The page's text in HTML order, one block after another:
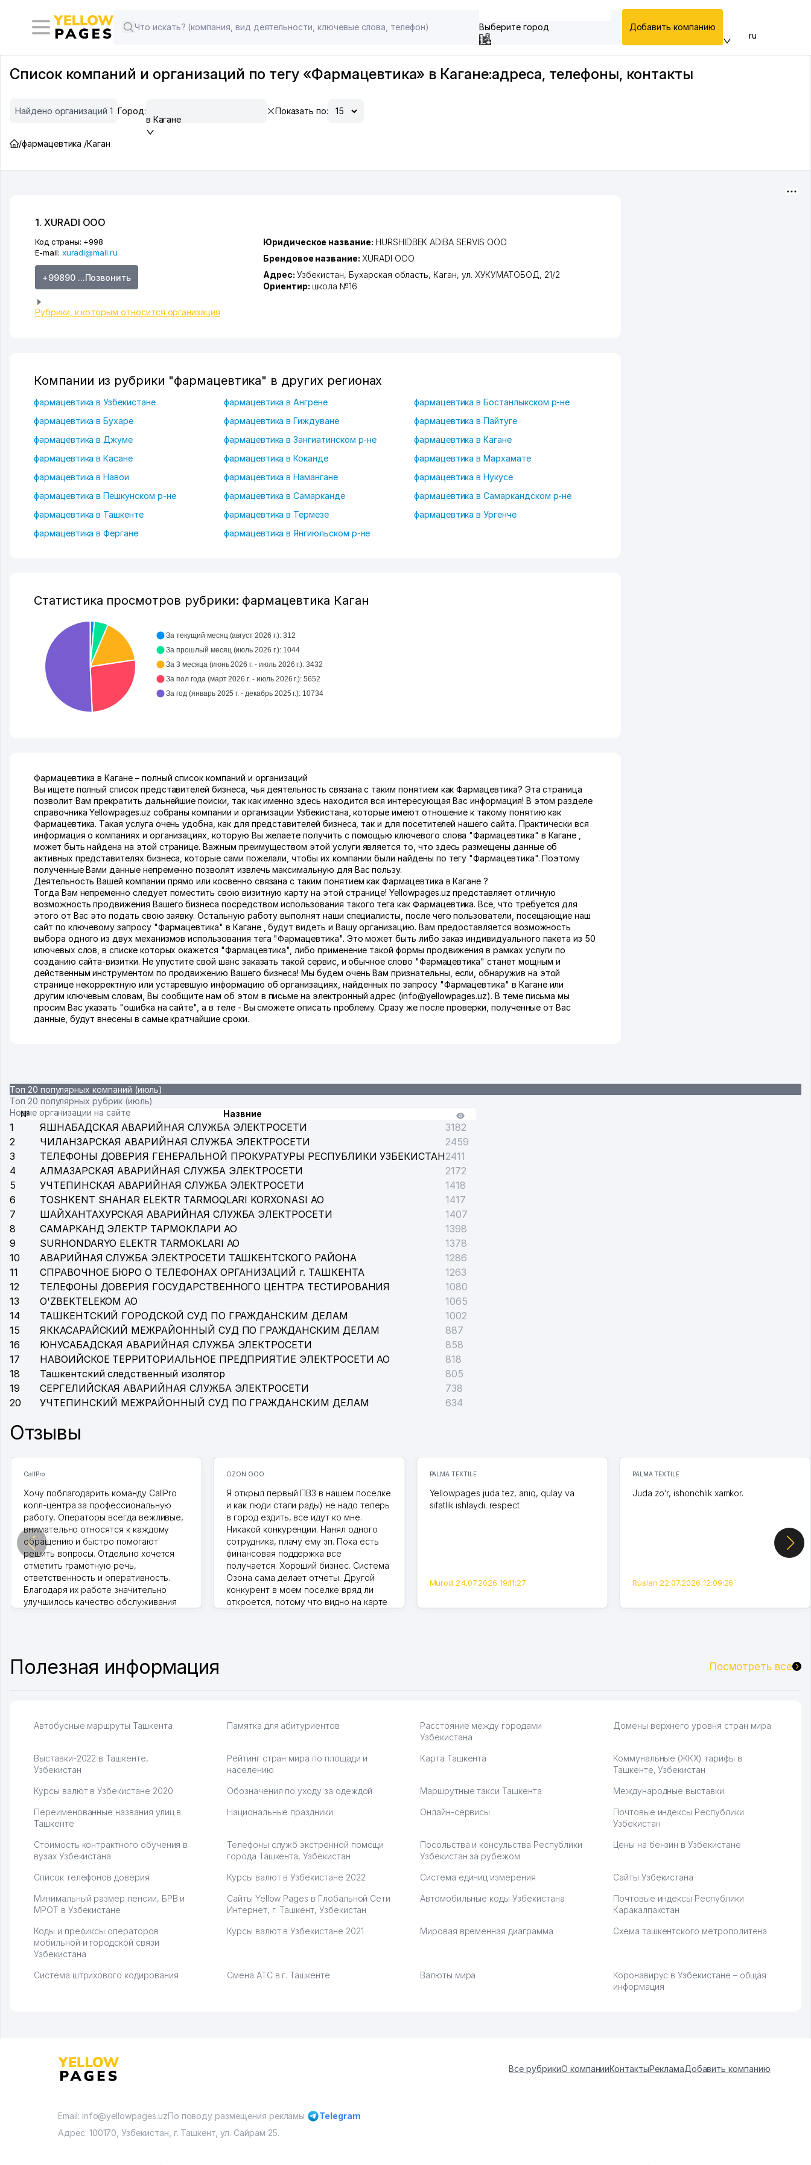
Выберите город Добавить компанию
ru
Список компаний и организаций по тегу «Фармацевтика» в Кагане:адреса, телефоны, контакты
Найдено организаций 1 Город:
в Кагане
Показать по:
/фармацевтика /Каган
1. XURADI ООО
Код страны: +998
E-mail: xuradi@mail.ru
+99890 ...Позвонить
Рубрики, к которым относится организация
Юридическое название: HURSHIDBEK ADIBA SERVIS ООО
Брендовое название: XURADI ООО
Адрес: Узбекистан, Бухарская область, Каган, ул. ХУКУМАТОБОД, 21/2
Ориентир: школа №16
Компании из рубрики "фармацевтика" в других регионах
фармацевтика в Узбекистане фармацевтика в Ангрене
фармацевтика в Бостанлыкском р-не
фармацевтика в Бухаре
фармацевтика в Гиждуване
фармацевтика в Пайтуге
фармацевтика в Джуме
фармацевтика в Зангиатинском р-не
фармацевтика в Кагане
фармацевтика в Касане
фармацевтика в Коканде
фармацевтика в Мархамате
фармацевтика в Навои
фармацевтика в Намангане
фармацевтика в Нукусе
фармацевтика в Пешкунском р-не
фармацевтика в Самарканде
фармацевтика в Самаркандском р-не
фармацевтика в Ташкенте
фармацевтика в Термезе
фармацевтика в Ургенче
фармацевтика в Фергане
фармацевтика в Янгиюльском р-не
Статистика просмотров рубрики: фармацевтика Каган
За текущий месяц (август 2026 г.): 312
За прошлый месяц (июль 2026 г.): 1044
За 3 месяца (июнь 2026 г. - июль 2026 г.): 3432
За пол года (март 2026 г. - июль 2026 г.): 5652
За год (январь 2025 г. - декабрь 2025 г.): 10734
Фармацевтика в Кагане – полный список компаний и организаций
Вы ищете полный список представителей бизнеса, чья деятельность связана с таким понятием как Фармацевтика? Эта страница
позволит Вам прекратить дальнейшие поиски, так как именно здесь находится вся интересующая Вас информация! В этом разделе
справочника Yellowpages.uz собраны компании и организации Узбекистана, которые имеют отношение к такому понятию как
Фармацевтика. Такая услуга очень удобна, как для представителей бизнеса, так и для посетителей нашего сайта. Практически вся
информация о компаниях и организациях, которую Вы желаете получить с помощью ключевого слова "Фармацевтика" в Кагане ,
может быть найдена на этой странице. Важным преимуществом этой услуги является то, что здесь размещены данные об
активных представителях бизнеса, которые сами пожелали, чтобы их компании были найдены по тегу "Фармацевтика". Поэтому
полученные Вами данные непременно позволят извлечь максимальную для Вас пользу.
Деятельность Вашей компании прямо или косвенно связана с таким понятием как Фармацевтика в Кагане ?
Тогда Вам непременно следует поместить свою визитную карту на этой странице! Yellowpages.uz представляет отличную
возможность продвижения Вашего бизнеса посредством использования такого тега как Фармацевтика. Все, что требуется для
этого от Вас это подать свою заявку. Остальную работу выполнят наши специалисты, после чего пользователи, посещающие наш
сайт по ключевому запросу "Фармацевтика" в Кагане , будут видеть и Вашу организацию. Вам предоставляется возможность
выбора одного из двух механизмов использования тега "Фармацевтика". Это может быть либо заказ индивидуального пакета из 50
ключевых слов, в списке которых окажется "Фармацевтика", либо применение такой формы продвижения в рамках услуги по
созданию сайта-визитки. Не упустите свой шанс заказать такой сервис, и обычное слово "Фармацевтика" станет мощным и
действенным инструментом по продвижению Вашего бизнеса! Мы будем очень Вам признательны, если, обнаружив на этой
странице некорректную или устаревшую информацию об организациях, найденных по запросу "Фармацевтика" в Кагане или
другим ключевым словам, Вы сообщите нам об этом в письме на электронный адрес (info@yellowpages.uz). В теме письма мы
просим Вас указать "ошибка на сайте", а в теле - Вы сможете описать проблему. Сразу же после проверки, полученные от Вас
данные, будут внесены в самые кратчайшие сроки.
Топ 20 популярных компаний (июль)
Топ 20 популярных рубрик (июль)
Новые организации на сайте
№ Назвние
1 ЯШНАБАДСКАЯ АВАРИЙНАЯ СЛУЖБА ЭЛЕКТРОСЕТИ
3182
2
ЧИЛАНЗАРСКАЯ АВАРИЙНАЯ СЛУЖБА ЭЛЕКТРОСЕТИ
2459
3
ТЕЛЕФОНЫ ДОВЕРИЯ ГЕНЕРАЛЬНОЙ ПРОКУРАТУРЫ РЕСПУБЛИКИ УЗБЕКИСТАН2411
4
АЛМАЗАРСКАЯ АВАРИЙНАЯ СЛУЖБА ЭЛЕКТРОСЕТИ
2172
5
УЧТЕПИНСКАЯ АВАРИЙНАЯ СЛУЖБА ЭЛЕКТРОСЕТИ
1418
6
TOSHKENT SHAHAR ELEKTR TARMOQLARI KORXONASI АО
1417
7
ШАЙХАНТАХУРСКАЯ АВАРИЙНАЯ СЛУЖБА ЭЛЕКТРОСЕТИ
1407
8
САМАРКАНД ЭЛЕКТР ТАРМОКЛАРИ АО
1398
9
SURHONDARYO ELEKTR TARMOKLARI АО
1378
10
АВАРИЙНАЯ СЛУЖБА ЭЛЕКТРОСЕТИ ТАШКЕНТСКОГО РАЙОНА
1286
11
СПРАВОЧНОЕ БЮРО О ТЕЛЕФОНАХ ОРГАНИЗАЦИЙ г. ТАШКЕНТА
1263
12
ТЕЛЕФОНЫ ДОВЕРИЯ ГОСУДАРСТВЕННОГО ЦЕНТРА ТЕСТИРОВАНИЯ
1080
13
O'ZBEKTELEKOM АО
1065
14
ТАШКЕНТСКИЙ ГОРОДСКОЙ СУД ПО ГРАЖДАНСКИМ ДЕЛАМ
1002
15
ЯККАСАРАЙСКИЙ МЕЖРАЙОННЫЙ СУД ПО ГРАЖДАНСКИМ ДЕЛАМ
887
16
ЮНУСАБАДСКАЯ АВАРИЙНАЯ СЛУЖБА ЭЛЕКТРОСЕТИ
858
17
НАВОИЙСКОЕ ТЕРРИТОРИАЛЬНОЕ ПРЕДПРИЯТИЕ ЭЛЕКТРОСЕТИ АО
818
18
Ташкентский следственный изолятор
805
19
СЕРГЕЛИЙСКАЯ АВАРИЙНАЯ СЛУЖБА ЭЛЕКТРОСЕТИ
738
20
УЧТЕПИНСКИЙ МЕЖРАЙОННЫЙ СУД ПО ГРАЖДАНСКИМ ДЕЛАМ 634
Отзывы
CallPro
Хочу поблагодарить команду CallPro
колл-центра за профессиональную
работу. Операторы всегда вежливые,
внимательно относятся к каждому
обращению и быстро помогают
решить вопросы. Отдельно хочется
отметить грамотную речь,
ответственность и оперативность.
Благодаря их работе значительно
улучшилось качество обслуживания
OZON ООО
Я открыл первый ПВЗ в нашем поселке
и как люди стали рады) не надо теперь
в город ездить, все идут ко мне.
Никакой конкуренции. Нанял одного
сотрудника, плачу ему зп. Пока есть
финансовая поддержка все
получается. Хороший бизнес. Система
Озона сама делает отчеты. Другой
конкурент в моем поселке вряд ли
откроется, потому что видно на карте
PALMA TEXTILE
Yellowpages juda tez, aniq, qulay va
sifatlik ishlaydi. respect
Murod 24.07.2026 19:11:27
PALMA TEXTILE
Juda zo’r, ishonchlik xamkor.
Ruslan 22.07.2026 12:09:26
Полезная информация Посмотреть все
Автобусные маршруты Ташкента Памятка для абитуриентов
Расстояние между городами
Узбекистана
Домены верхнего уровня стран мира
Выставки-2022 в Ташкенте,
Узбекистан
Рейтинг стран мира по площади и
населению
Карта Ташкента
Коммунальные (ЖКХ) тарифы в
Ташкенте, Узбекистан
Курсы валют в Узбекистане 2020 Обозначения по уходу за одеждой Маршрутные такси Ташкента Международные выставки
Переименованные названия улиц в
Ташкенте
Национальные праздники Онлайн-сервисы
Почтовые индексы Республики
Узбекистан
Стоимость контрактного обучения в
вузах Узбекистана
Телефоны служб экстренной помощи
города Ташкента, Узбекистан
Посольства и консульства Республики
Узбекистан за рубежом
Цены на бензин в Узбекистане
Список телефонов доверия Курсы валют в Узбекистане 2022 Система единиц измерения Сайты Узбекистана
Минимальный размер пенсии, БРВ и
МРОТ в Узбекистане
Сайты Yellow Pages в Глобальной Сети
Интернет, г. Ташкент, Узбекистан
Автомобильные коды Узбекистана
Почтовые индексы Республики
Каракалпакстан
Коды и префиксы операторов
мобильной и городской связи
Узбекистана
Курсы валют в Узбекистане 2021 Мировая временная диаграмма Схема ташкентского метрополитена
Система штрихового кодирования Смена АТС в г. Ташкенте Валюты мира
Коронавирус в Узбекистане – общая
информация
Все рубрикиО компанииКонтактыРекламаДобавить компанию
Email: info@yellowpages.uzПо поводу размещения рекламы
Telegram
Адрес: 100170, Узбекистан, г. Ташкент, ул. Сайрам 25.